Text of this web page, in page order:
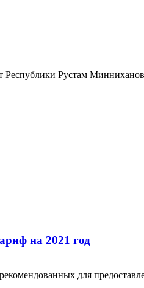
Республики Рустам
на 2021 год
для